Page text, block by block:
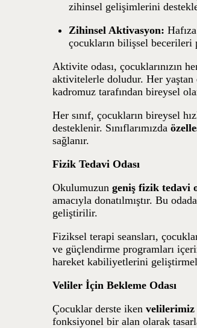
zihinsel gelişimlerini
Zihinsel Aktivasyon:
çocukların bilişsel
Aktivite odası, çocuklarınızın
aktivitelerle doludur. Her
kadromuz tarafından bireysel
Her sınıf, çocukların bireysel
desteklenir. Sınıflarımızda
sağlanır.
Fizik Tedavi Odası
Okulumuzun geniş fizik tedavi
amacıyla donatılmıştır. Bu
geliştirilir.
Fiziksel terapi seansları,
ve güçlendirme programları
hareket kabiliyetlerini
Veliler İçin Bekleme Odası
Çocuklar derste iken velilerimiz
fonksiyonel bir alan olarak